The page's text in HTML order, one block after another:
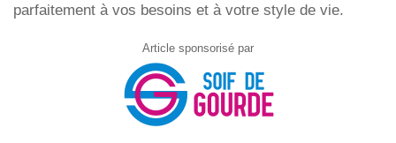
parfaitement à vos besoins et à votre style de vie.
Article sponsorisé par